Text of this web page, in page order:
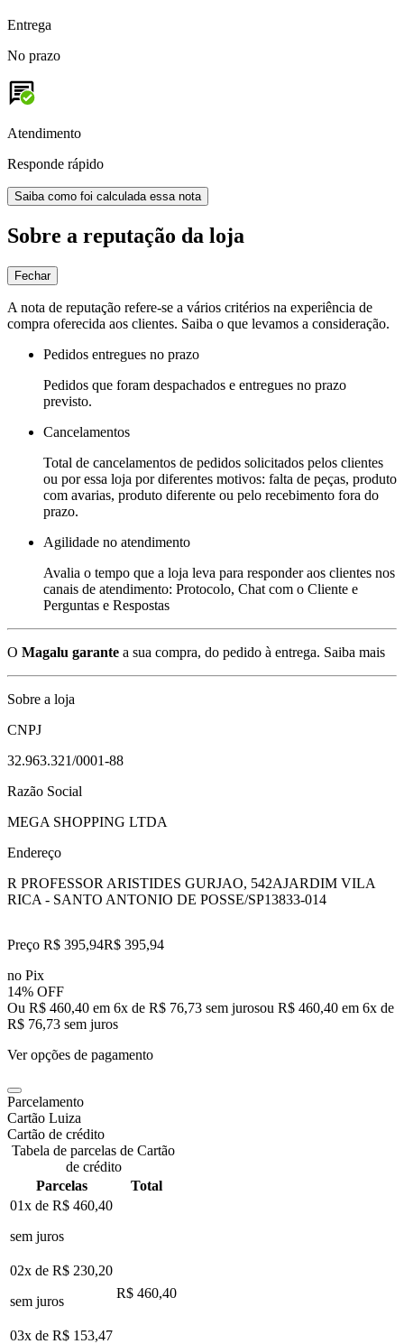
Entrega
No prazo
Atendimento
Responde rápido
Saiba como foi calculada essa nota
Sobre a reputação da loja
Fechar
A nota de reputação refere-se a vários critérios na experiência de
compra oferecida aos clientes. Saiba o que levamos a consideração.
Pedidos entregues no prazo
Pedidos que foram despachados e entregues no prazo
previsto.
Cancelamentos
Total de cancelamentos de pedidos solicitados pelos clientes
ou por essa loja por diferentes motivos: falta de peças, produto
com avarias, produto diferente ou pelo recebimento fora do
prazo.
Agilidade no atendimento
Avalia o tempo que a loja leva para responder aos clientes nos
canais de atendimento: Protocolo, Chat com o Cliente e
Perguntas e Respostas
O Magalu garante a sua compra, do pedido à entrega. Saiba mais
Sobre a loja
CNPJ
32.963.321/0001-88
Razão Social
MEGA SHOPPING LTDA
Endereço
R PROFESSOR ARISTIDES GURJAO, 542AJARDIM VILA
RICA - SANTO ANTONIO DE POSSE/SP13833-014
Preço R$ 395,94R$ 395,94
no Pix
14% OFF
Ou R$ 460,40 em 6x de R$ 76,73 sem jurosou R$ 460,40 em 6x de
R$ 76,73 sem juros
Ver opções de pagamento
Parcelamento
Cartão Luiza
Cartão de crédito
Tabela de parcelas de Cartão
de crédito
Parcelas
Total
01x de R$ 460,40
sem juros
02x de R$ 230,20
sem juros
R$ 460,40
03x de R$ 153,47